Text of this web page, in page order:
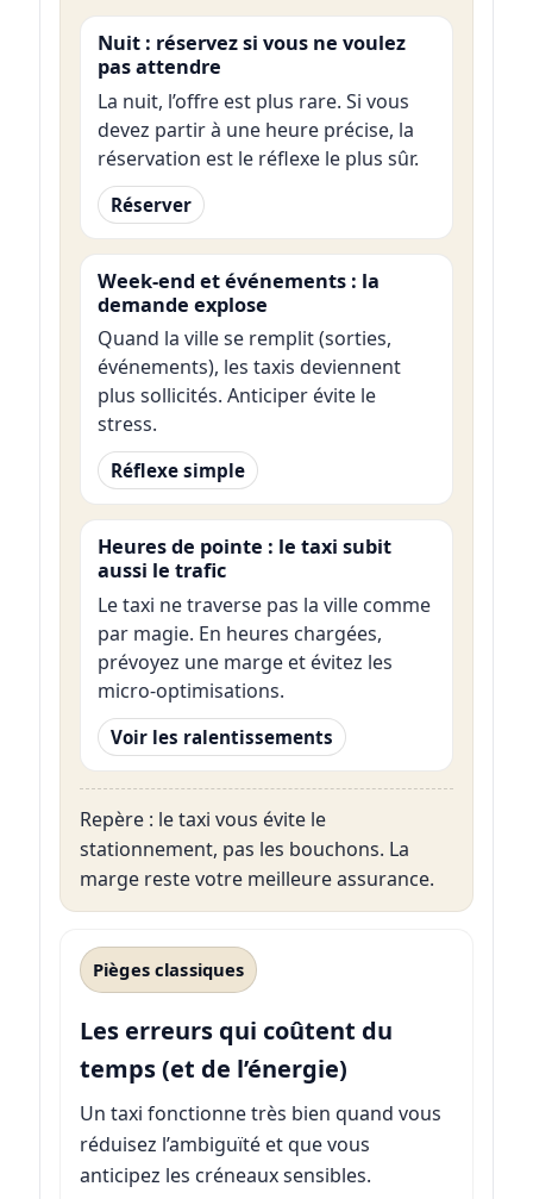
Nuit : réservez si vous ne voulez
pas attendre
La nuit, l’offre est plus rare. Si vous
devez partir à une heure précise, la
réservation est le réflexe le plus sûr.
Réserver
Week-end et événements : la
demande explose
Quand la ville se remplit (sorties,
événements), les taxis deviennent
plus sollicités. Anticiper évite le
stress.
Réflexe simple
Heures de pointe : le taxi subit
aussi le trafic
Le taxi ne traverse pas la ville comme
par magie. En heures chargées,
prévoyez une marge et évitez les
micro-optimisations.
Voir les ralentissements
Repère : le taxi vous évite le
stationnement, pas les bouchons. La
marge reste votre meilleure assurance.
Pièges classiques
Les erreurs qui coûtent du
temps (et de l’énergie)
Un taxi fonctionne très bien quand vous
réduisez l’ambiguïté et que vous
anticipez les créneaux sensibles.